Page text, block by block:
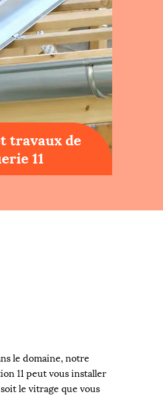
travaux de
11
le domaine, notre
11 peut vous installer
le vitrage que vous